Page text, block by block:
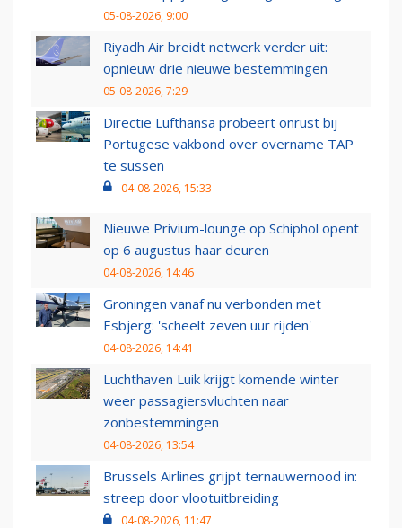
05-08-2026, 9:00
Riyadh Air breidt netwerk verder uit:
opnieuw drie nieuwe bestemmingen
05-08-2026, 7:29
Directie Lufthansa probeert onrust bij
Portugese vakbond over overname TAP
te sussen
04-08-2026, 15:33
Nieuwe Privium-lounge op Schiphol opent
op 6 augustus haar deuren
04-08-2026, 14:46
Groningen vanaf nu verbonden met
Esbjerg: 'scheelt zeven uur rijden'
04-08-2026, 14:41
Luchthaven Luik krijgt komende winter
weer passagiersvluchten naar
zonbestemmingen
04-08-2026, 13:54
Brussels Airlines grijpt ternauwernood in:
streep door vlootuitbreiding
04-08-2026, 11:47